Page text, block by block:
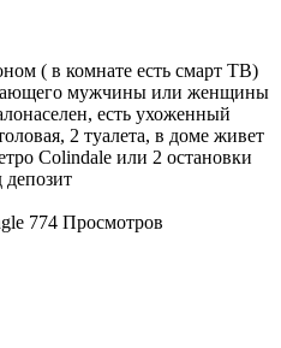
( в комнате есть смарт ТВ)
мужчины или женщины
есть ухоженный
2 туалета, в доме живет
Colindale или 2 остановки
депозит
774 Просмотров